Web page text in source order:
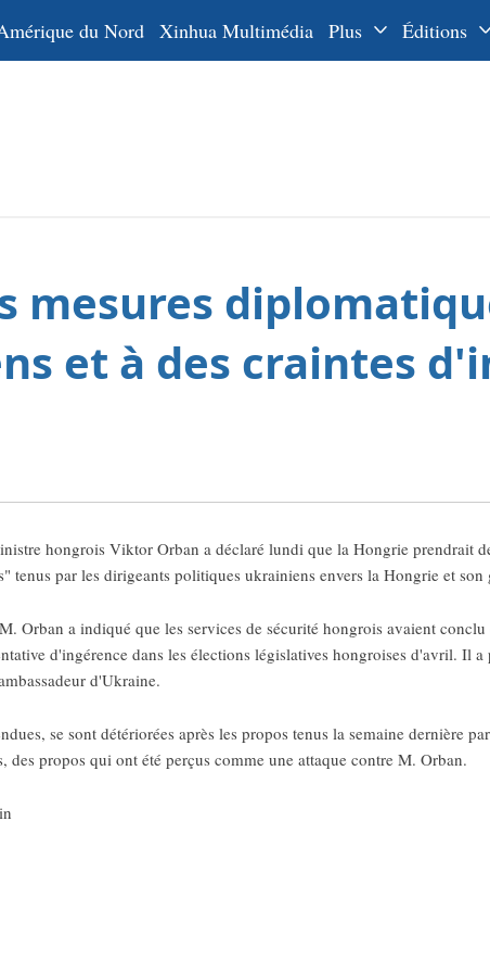
du Nord Xinhua Multimédia Plus Éditions
عربي
한국어
日本語
mesures
et à des craintes
hongrois Viktor Orban a déclaré lundi que la Hongrie prendrait
tenus par les dirigeants politiques ukrainiens envers la Hongrie et son
Orban a indiqué que les services de sécurité hongrois avaient conclu
d'ingérence dans les élections législatives hongroises d'avril. Il
d'Ukraine.
se sont détériorées après les propos tenus la semaine dernière
propos qui ont été perçus comme une attaque contre M. Orban.